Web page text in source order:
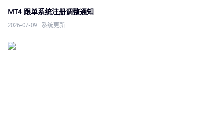
MT4 跟单系统注册调整通知
2026-07-09 | 系统更新